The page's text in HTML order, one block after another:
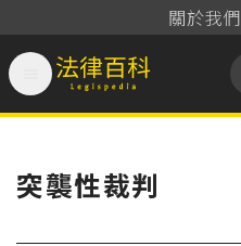
關於我們
法律百科 Legispedia
突襲性裁判